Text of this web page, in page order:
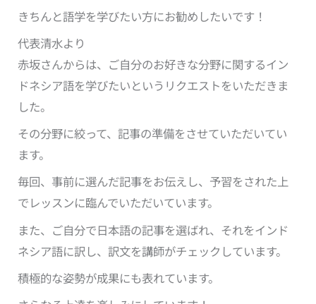
きちんと語学を学びたい方にお勧めしたいです！
代表清水より
赤坂さんからは、ご自分のお好きな分野に関するイン
ドネシア語を学びたいというリクエストをいただきま
した。
その分野に絞って、記事の準備をさせていただいてい
ます。
毎回、事前に選んだ記事をお伝えし、予習をされた上
でレッスンに臨んでいただいています。
また、ご自分で日本語の記事を選ばれ、それをインド
ネシア語に訳し、訳文を講師がチェックしています。
積極的な姿勢が成果にも表れています。